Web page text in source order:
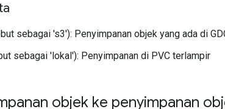
sebagai 's3'): Penyimpanan objek yang ada di
sebagai 'lokal'): Penyimpanan di PVC terlampir
objek ke penyimpanan